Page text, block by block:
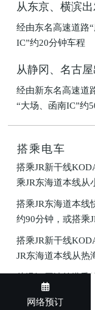
从东京、横滨
经由东名高速道路
IC”约20分钟车程
从静冈、名古
经由新东名高速道
“大场、函南IC”约
搭乘电车
搭乘JR新干线
乘JR东海道本线从
搭乘JR东海道本线
约90分钟，或搭乘
搭乘JR新干线
JR东海道本线从热
落河桥下车并步行1
或搭乘出租车约7分
网络预订